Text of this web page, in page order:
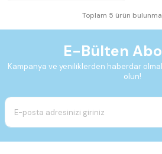
Toplam 5 ürün
E-Bülten
Kampanya ve yeniliklerden haberdar
olun!